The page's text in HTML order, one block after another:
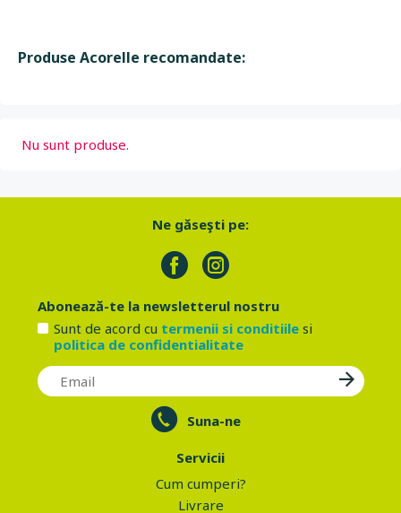
Produse Acorelle recomandate:
Nu sunt produse.
Ne găseşti pe:
Abonează-te la newsletterul nostru
Sunt de acord cu termenii si conditiilesi
politica de confidentialitate
Suna-ne
Servicii
Cum cumperi?
Livrare